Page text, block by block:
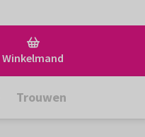
Winkelmand
Trouwen